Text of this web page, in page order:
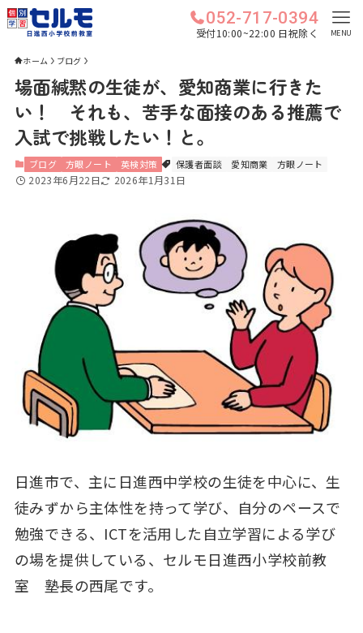
052-717-0394
受付10:00~22:00 日祝除く MENU
ホーム ブログ
場面緘黙の生徒が、愛知商業に行きた
い！ それも、苦手な面接のある推薦で
入試で挑戦したい！と。
ブログ 方眼ノート 英検対策 保護者面談 愛知商業 方眼ノート
2023年6月22日 2026年1月31日
日進市で、主に日進西中学校の生徒を中心に、生
徒みずから主体性を持って学び、自分のペースで
勉強できる、ICTを活用した自立学習による学び
の場を提供している、セルモ日進西小学校前教
室 塾長の西尾です。